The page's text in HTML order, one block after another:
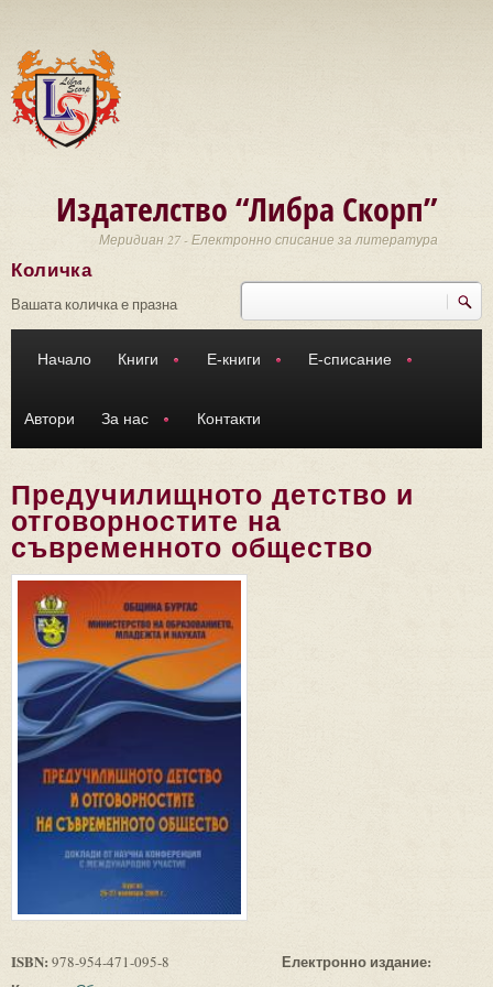
Издателство “Либра Скорп”
Меридиан 27 - Електронно списание за литература
Търси
Количка
Вашата количка е празна
Начало Книги Е-книги Е-списание
Автори За нас Контакти
Предучилищното детство и
отговорностите на
съвременното общество
ISBN: 978-954-471-095-8 Електронно издание: